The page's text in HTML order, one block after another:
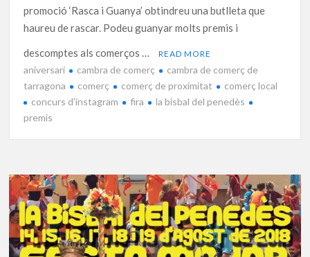
promoció ‘Rasca i Guanya’ obtindreu una butlleta que
haureu de rascar. Podeu guanyar molts premis i
descomptes als comerços …
READ MORE
aniversari cambra de comerç
cambra de comerç de
tarragona
comerç comerç de proximitat
comerç local
concurs d'instagram
fira
la bisbal del penedès
premis